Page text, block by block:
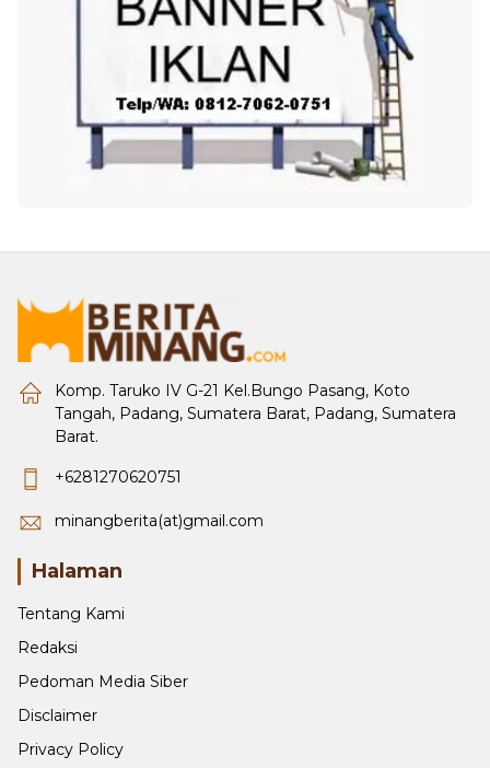
Komp. Taruko IV G-21 Kel.Bungo Pasang, Koto
Tangah, Padang, Sumatera Barat, Padang, Sumatera
Barat.
+6281270620751
minangberita(at)gmail.com
Halaman
Tentang Kami
Redaksi
Pedoman Media Siber
Disclaimer
Privacy Policy